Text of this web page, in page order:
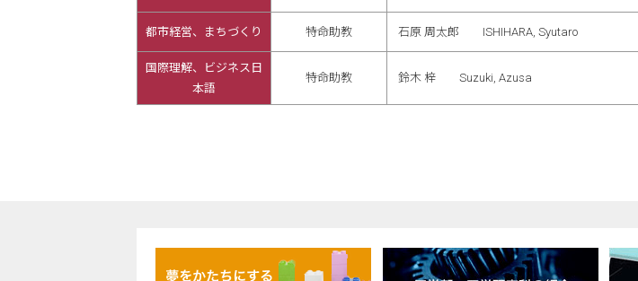
都市経営、まちづくり 特命助教 石原 周太郎 ISHIHARA, Syutaro
国際理解、ビジネス日
本語
特命助教 鈴木 梓 Suzuki, Azusa